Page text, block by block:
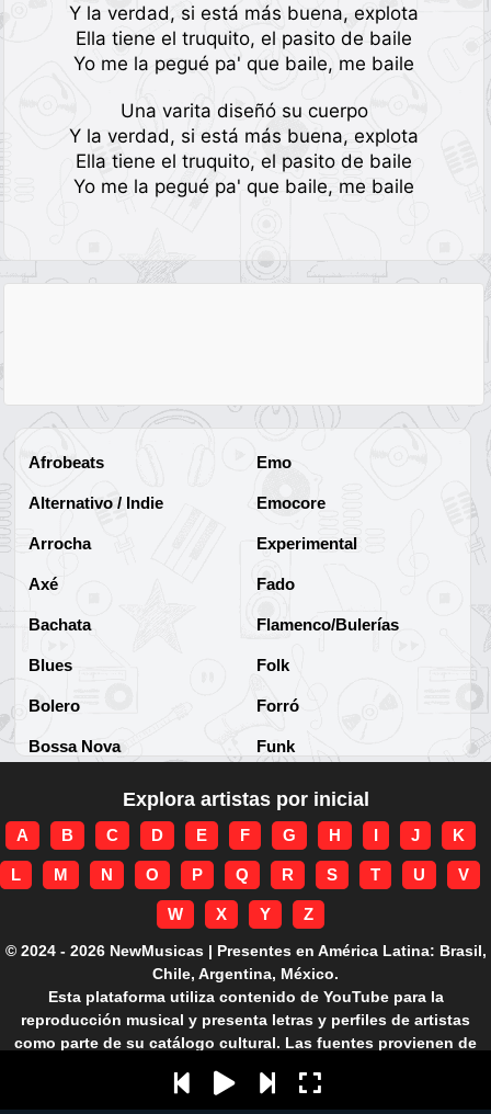
Y la verdad, si está más buena, explota
Ella tiene el truquito, el pasito de baile
Yo me la pegué pa' que baile, me baile
Una varita diseñó su cuerpo
Y la verdad, si está más buena, explota
Ella tiene el truquito, el pasito de baile
Yo me la pegué pa' que baile, me baile
Afrobeats
Alternativo / Indie
Arrocha
Axé
Bachata
Blues
Bolero
Bossa Nova
Brega-funk
Cha-Cha
Corridos
Country
Cuarteto
Emo
Emocore
Experimental
Fado
Flamenco/Bulerías
Folk
Forró
Funk
Funk Internacional
Gospel/Religioso
Gótico
Grunge
Guarania
Hard rock
Hardcore
Explora artistas por inicial
A B C D E F G H I J K
L M N O P Q R S T U V
W X Y Z
© 2024 - 2026 NewMusicas | Presentes en América Latina: Brasil,
Chile, Argentina, México.
Esta plataforma utiliza contenido de YouTube para la
reproducción musical y presenta letras y perfiles de artistas
como parte de su catálogo cultural. Las fuentes provienen de